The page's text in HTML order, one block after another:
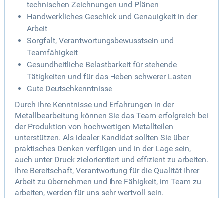
technischen Zeichnungen und Plänen
Handwerkliches Geschick und Genauigkeit in der
Arbeit
Sorgfalt, Verantwortungsbewusstsein und
Teamfähigkeit
Gesundheitliche Belastbarkeit für stehende
Tätigkeiten und für das Heben schwerer Lasten
Gute Deutschkenntnisse
Durch Ihre Kenntnisse und Erfahrungen in der
Metallbearbeitung können Sie das Team erfolgreich bei
der Produktion von hochwertigen Metallteilen
unterstützen. Als idealer Kandidat sollten Sie über
praktisches Denken verfügen und in der Lage sein,
auch unter Druck zielorientiert und effizient zu arbeiten.
Ihre Bereitschaft, Verantwortung für die Qualität Ihrer
Arbeit zu übernehmen und Ihre Fähigkeit, im Team zu
arbeiten, werden für uns sehr wertvoll sein.